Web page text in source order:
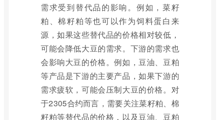
需求受到替代品的影响。例如，菜籽
粕、棉籽粕等也可以作为饲料蛋白来
源，如果这些替代品的价格相对较低，
可能会降低大豆的需求。下游的需求也
会影响大豆的价格。例如，豆油、豆粕
等产品是下游的主要产品，如果下游的
需求疲软，可能会压制大豆的价格。对
于2305合约而言，需要关注菜籽粕、棉
籽粕等替代品的价格，以及豆油、豆粕